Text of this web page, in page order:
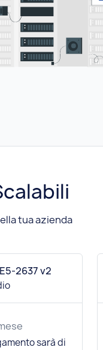
tua azienda
2637 v2
sarà di